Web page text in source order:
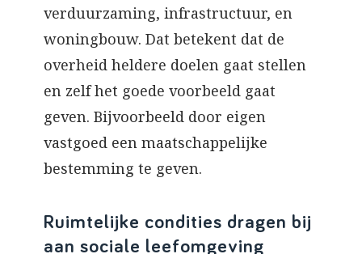
verduurzaming, infrastructuur, en
woningbouw. Dat betekent dat de
overheid heldere doelen gaat stellen
en zelf het goede voorbeeld gaat
geven. Bijvoorbeeld door eigen
vastgoed een maatschappelijke
bestemming te geven.
Ruimtelijke condities dragen bij
aan sociale leefomgeving